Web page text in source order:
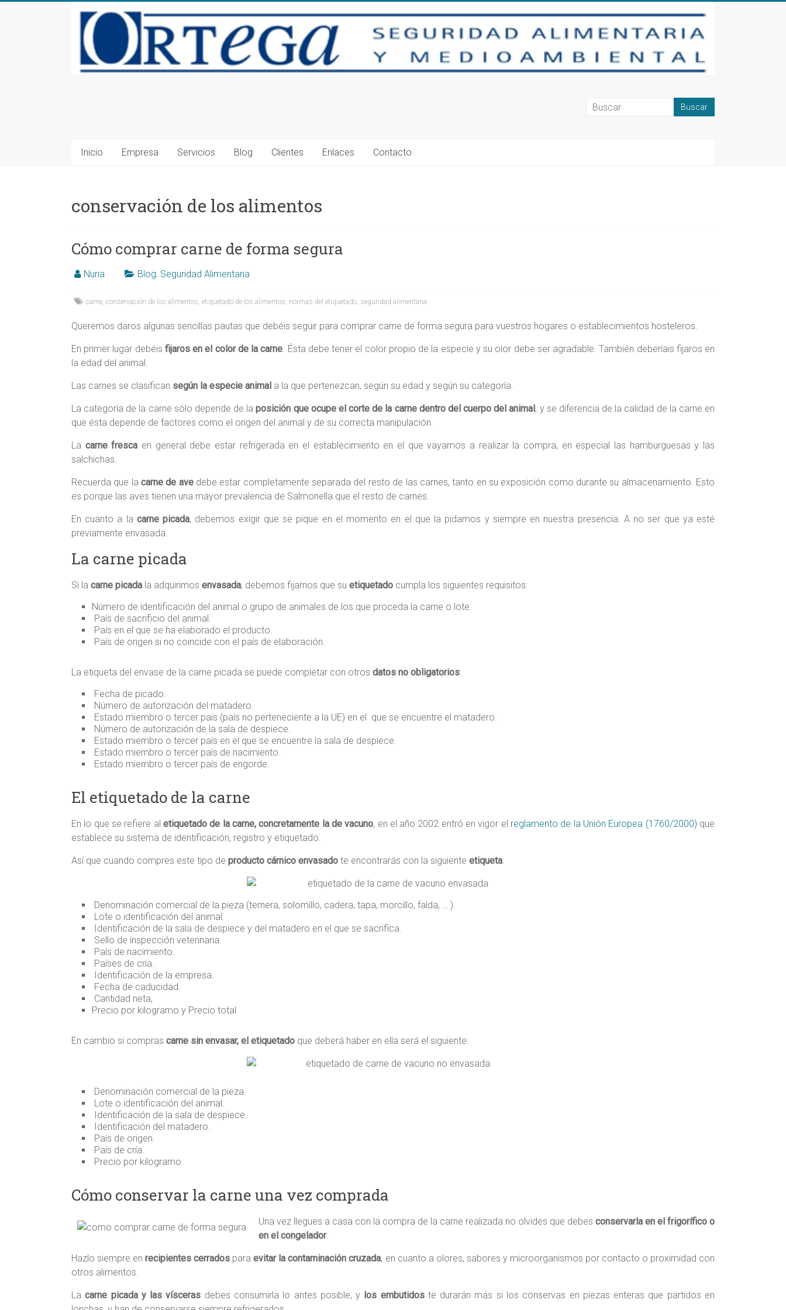
Seguridad
y
Medioambiente
en
Alicante,
Elche,
Ortega
Inicio Empresa Servicios Blog Clientes Enlaces Contacto
conservación de los alimentos
Cómo comprar carne de forma segura
Nuria Blog, Seguridad Alimentaria
carne, conservación de los alimentos, etiquetado de los alimentos, normas del etiquetado, seguridad alimentaria
Queremos daros algunas sencillas pautas que debéis seguir para comprar carne de forma segura para vuestros hogares o establecimientos hosteleros.
En primer lugar debéis fijaros en el color de la carne. Ésta debe tener el color propio de la especie y su olor debe ser agradable. También deberíais fijaros en
la edad del animal.
Las carnes se clasifican según la especie animal a la que pertenezcan, según su edad y según su categoría.
La categoría de la carne sólo depende de laposición que ocupe el corte de la carne dentro del cuerpo del animal, y se diferencia de la calidad de la carne en
que ésta depende de factores como el origen del animal y de su correcta manipulación.
La carne fresca en general debe estar refrigerada en el establecimiento en el que vayamos a realizar la compra, en especial las hamburguesas y las
salchichas.
Recuerda que lacarne de avedebe estar completamente separada del resto de las carnes, tanto en su exposición como durante su almacenamiento. Esto
es porque las aves tienen una mayor prevalencia de Salmonella que el resto de carnes.
En cuanto a la carne picada, debemos exigir que se pique en el momento en el que la pidamos y siempre en nuestra presencia. A no ser que ya esté
previamente envasada.
La carne picada
Si la carne picada la adquirimos envasada, debemos fijarnos que su etiquetado cumpla los siguientes requisitos:
Número de identificación del animal o grupo de animales de los que proceda la carne o lote.
País de sacrificio del animal.
País en el que se ha elaborado el producto.
País de origen si no coincide con el país de elaboración.
La etiqueta del envase de la carne picada se puede completar con otros datos no obligatorios:
Fecha de picado.
Número de autorización del matadero.
Estado miembro o tercer país (país no perteneciente a la UE) en el que se encuentre el matadero.
Número de autorización de la sala de despiece.
Estado miembro o tercer país en el que se encuentre la sala de despiece.
Estado miembro o tercer país de nacimiento.
Estado miembro o tercer país de engorde.
El etiquetado de la carne
En lo que se refiere al etiquetado de la carne, concretamente la de vacuno, en el año 2002 entró en vigor el reglamento de la Unión Europea (1760/2000) que
establece su sistema de identificación, registro y etiquetado.
Así que cuando compres este tipo de producto cárnico envasado te encontrarás con la siguiente etiqueta:
Denominación comercial de la pieza (ternera, solomillo, cadera, tapa, morcillo, falda, … ).
Lote o identificación del animal.
Identificación de la sala de despiece y del matadero en el que se sacrifica.
Sello de inspección veterinaria.
País de nacimiento.
Países de cría.
Identificación de la empresa.
Fecha de caducidad.
Cantidad neta,
Precio por kilogramo y Precio total
En cambio si compras carne sin envasar, el etiquetado que deberá haber en ella será el siguiente:
Denominación comercial de la pieza.
Lote o identificación del animal.
Identificación de la sala de despiece.
Identificación del matadero.
País de origen.
País de cría.
Precio por kilogramo.
Cómo conservar la carne una vez comprada
Una vez llegues a casa con la compra de la carne realizada no olvides que debes conservarla en el frigorífico o
en el congelador.
Hazlo siempre enrecipientes cerrados paraevitar la contaminación cruzada, en cuanto a olores, sabores y microorganismos por contacto o proximidad con
otros alimentos.
Lacarne picada y las vísceras debes consumirla lo antes posible, y los embutidoste durarán más si los conservas en piezas enteras que partidos en